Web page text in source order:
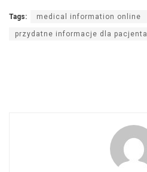
Tags: medical information online
przydatne informacje dla pacjenta